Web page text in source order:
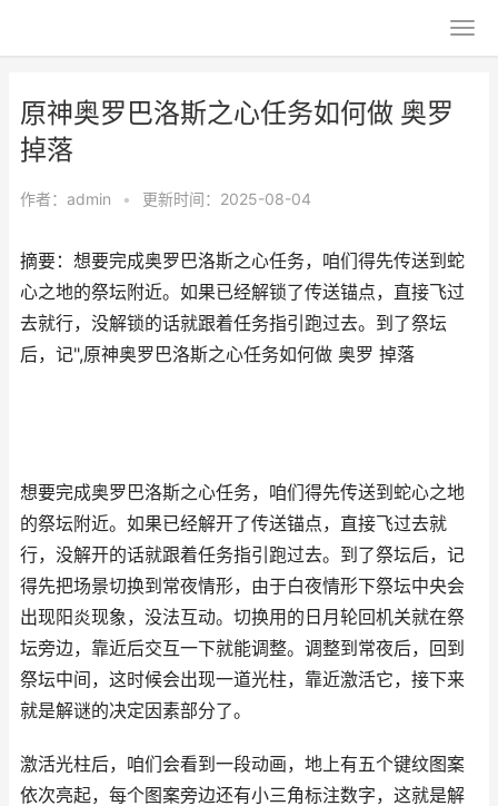
原神奥罗巴洛斯之心任务如何做 奥罗
掉落
作者： admin • 更新时间：2025-08-04
摘要：想要完成奥罗巴洛斯之心任务，咱们得先传送到蛇
心之地的祭坛附近。如果已经解锁了传送锚点，直接飞过
去就行，没解锁的话就跟着任务指引跑过去。到了祭坛
后，记",原神奥罗巴洛斯之心任务如何做 奥罗 掉落
想要完成奥罗巴洛斯之心任务，咱们得先传送到蛇心之地
的祭坛附近。如果已经解开了传送锚点，直接飞过去就
行，没解开的话就跟着任务指引跑过去。到了祭坛后，记
得先把场景切换到常夜情形，由于白夜情形下祭坛中央会
出现阳炎现象，没法互动。切换用的日月轮回机关就在祭
坛旁边，靠近后交互一下就能调整。调整到常夜后，回到
祭坛中间，这时候会出现一道光柱，靠近激活它，接下来
就是解谜的决定因素部分了。
激活光柱后，咱们会看到一段动画，地上有五个键纹图案
依次亮起，每个图案旁边还有小三角标注数字，这就是解